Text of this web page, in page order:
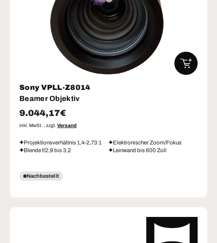
Sony VPLL-Z8014
Beamer Objektiv
Normaler Preis
9.044,17€
inkl. MwSt. , zzgl. Versand
Projektionsverhältnis 1,4-2,73:1
Elektronischer Zoom/Fokus
Blende f/2,9 bis 3,2
Leinwand bis 600 Zoll
Nachbestellt
IN DEN